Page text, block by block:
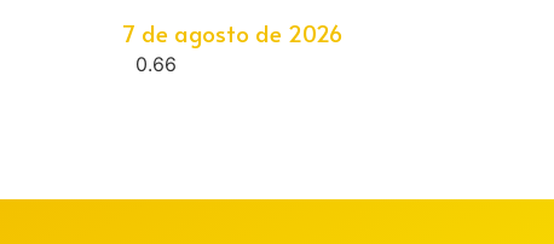
7 de agosto de 2026